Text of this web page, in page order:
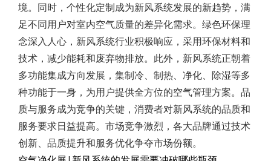
境。同时，个性化定制成为新风系统发展的新趋势，满
足不同用户对室内空气质量的差异化需求。绿色环保理
念深入人心，新风系统行业积极响应，采用环保材料和
技术，减少能耗和废弃物排放。此外，新风系统正朝着
多功能集成方向发展，集制冷、制热、净化、除湿等多
种功能于一身，为用户提供全方位的空气管理方案。品
质与服务成为竞争的关键，消费者对新风系统的品质和
服务要求日益提高。市场竞争激烈，各大品牌通过技术
创新、品质提升和服务优化争夺市场份额。